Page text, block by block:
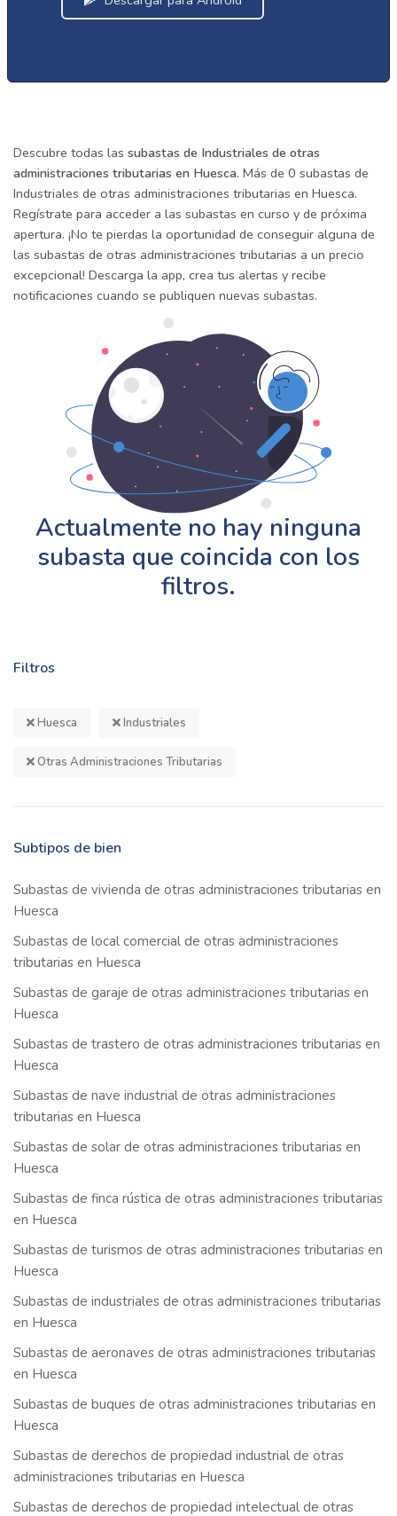
Filtros
Huesca Industriales
Otras Administraciones Tributarias
Subtipos de bien
Subastas de vivienda de otras administraciones tributarias en
Huesca
Subastas de local comercial de otras administraciones
tributarias en Huesca
Subastas de garaje de otras administraciones tributarias en
Huesca
Subastas de trastero de otras administraciones tributarias en
Huesca
Subastas de nave industrial de otras administraciones
tributarias en Huesca
Subastas de solar de otras administraciones tributarias en
Huesca
Subastas de finca rústica de otras administraciones tributarias
en Huesca
Subastas de turismos de otras administraciones tributarias en
Huesca
Subastas de industriales de otras administraciones tributarias
en Huesca
Subastas de aeronaves de otras administraciones tributarias
en Huesca
Subastas de buques de otras administraciones tributarias en
Huesca
Subastas de derechos de propiedad industrial de otras
administraciones tributarias en Huesca
Subastas de derechos de propiedad intelectual de otras
Descubre todas las subastas de Industriales de otras
administraciones tributarias en Huesca. Más de 0 subastas de
Industriales de otras administraciones tributarias en Huesca.
Regístrate para acceder a las subastas en curso y de próxima
apertura. ¡No te pierdas la oportunidad de conseguir alguna de
las subastas de otras administraciones tributarias a un precio
excepcional! Descarga la app, crea tus alertas y recibe
notificaciones cuando se publiquen nuevas subastas.
Actualmente no hay ninguna
subasta que coincida con los
filtros.